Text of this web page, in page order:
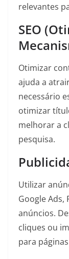
relevantes
SEO
Otimizar
ajuda a
necessário
otimizar
melhorar a
pesquisa.
Utilizar
Google Ads,
anúncios.
cliques ou
para